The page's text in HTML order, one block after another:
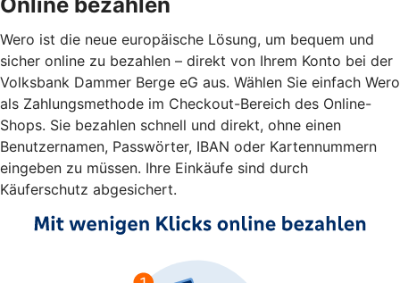
Wero ist die neue europäische Lösung, um bequem und
sicher online zu bezahlen – direkt von Ihrem Konto bei der
Volksbank Dammer Berge eG aus. Wählen Sie einfach Wero
als Zahlungsmethode im Checkout-Bereich des Online-
Shops. Sie bezahlen schnell und direkt, ohne einen
Benutzernamen, Passwörter, IBAN oder Kartennummern
eingeben zu müssen. Ihre Einkäufe sind durch
Käuferschutz abgesichert.